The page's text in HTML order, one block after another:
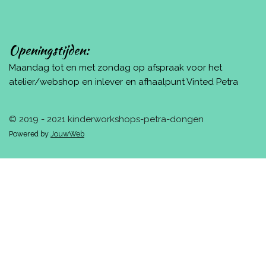
Openingstijden:
Maandag tot en met zondag op afspraak voor het
atelier/webshop en inlever en afhaalpunt Vinted Petra
© 2019 - 2021 kinderworkshops-petra-dongen
Powered by JouwWeb